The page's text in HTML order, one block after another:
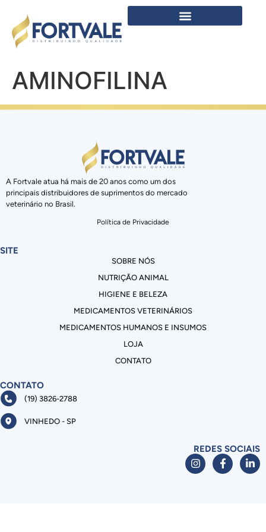
AMINOFILINA
A Fortvale atua há mais de 20 anos como um dos
principais distribuidores de suprimentos do mercado
veterinário no Brasil.
Política de Privacidade
SITE
SOBRE NÓS
NUTRIÇÃO ANIMAL
HIGIENE E BELEZA
MEDICAMENTOS VETERINÁRIOS
MEDICAMENTOS HUMANOS E INSUMOS
LOJA
CONTATO
CONTATO
(19) 3826-2788
VINHEDO - SP
REDES SOCIAIS